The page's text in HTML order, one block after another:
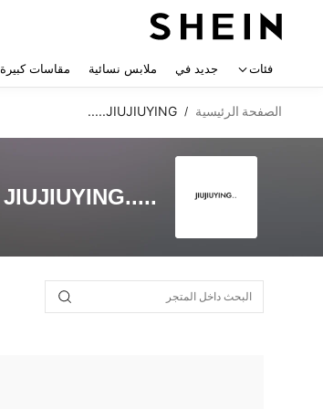
فئات جديد في ملابس نسائية مقاسات كبيرة
الصفحة الرئيسية /
JIUJIUYING.....
JIUJIUYING.....